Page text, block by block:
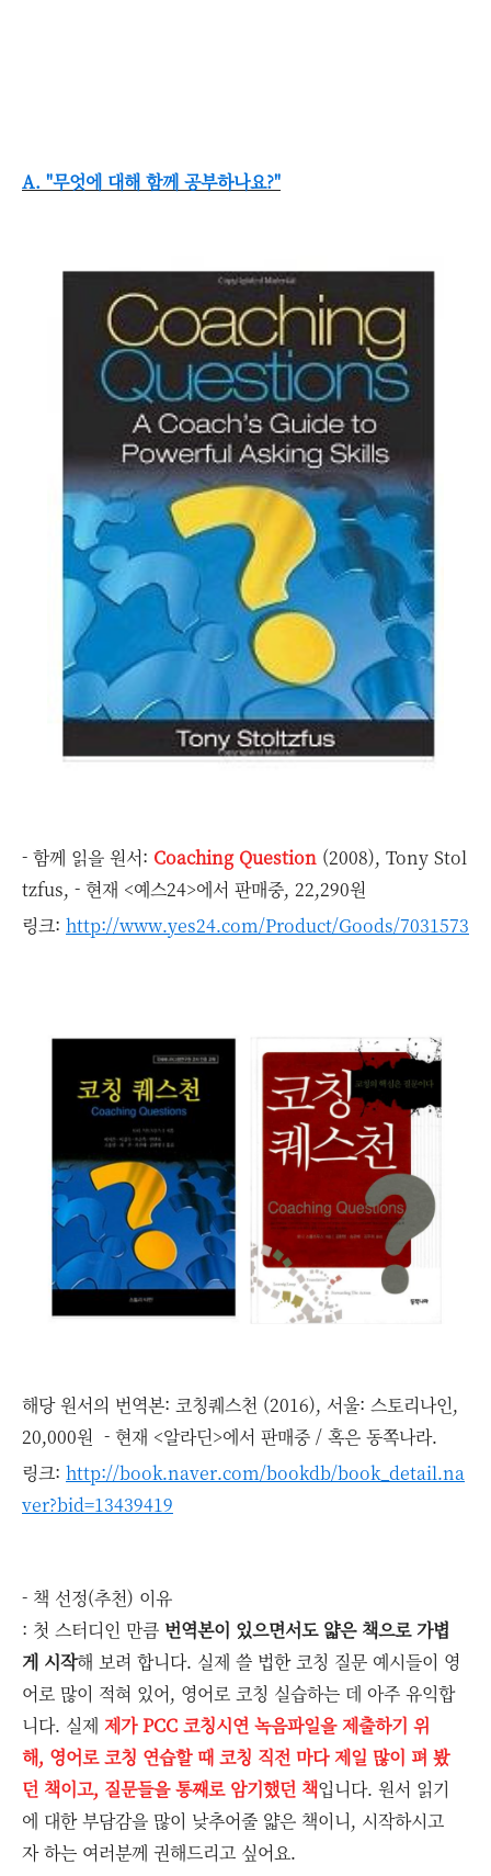
A. "무엇에 대해 함께 공부하나요?"
- 함께 읽을 원서: Coaching Question (2008), Tony Stol
tzfus, - 현재 <예스24>에서 판매중, 22,290원
링크: http://www.yes24.com/Product/Goods/7031573
해당 원서의 번역본: 코칭퀘스천 (2016), 서울: 스토리나인,
20,000원 - 현재 <알라딘>에서 판매중 / 혹은 동쪽나라.
링크: http://book.naver.com/bookdb/book_detail.na
ver?bid=13439419
- 책 선정(추천) 이유
: 첫 스터디인 만큼 번역본이 있으면서도 얇은 책으로 가볍
게 시작해 보려 합니다. 실제 쓸 법한 코칭 질문 예시들이 영
어로 많이 적혀 있어, 영어로 코칭 실습하는 데 아주 유익합
니다. 실제 제가 PCC 코칭시연 녹음파일을 제출하기 위
해, 영어로 코칭 연습할 때 코칭 직전 마다 제일 많이 펴 봤
던 책이고, 질문들을 통째로 암기했던 책입니다. 원서 읽기
에 대한 부담감을 많이 낮추어줄 얇은 책이니, 시작하시고
자 하는 여러분께 권해드리고 싶어요.